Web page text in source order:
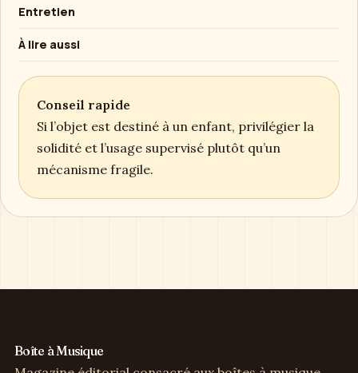
Une précision à ajouter ?
les guides. Les messages promotionnels ou non
vérifiables ne sont pas repris comme des faits.
Contacter la rédaction
Critères de choix
À lire aussi